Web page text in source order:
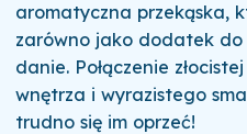
aromatyczna przekąska,
zarówno jako dodatek
danie. Połączenie
wnętrza i wyrazistego
trudno się im oprzeć!